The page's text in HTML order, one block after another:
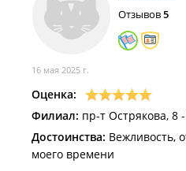
Отзывов5
16 мая 2025 г.
Оценка:
Филиал: пр-т Острякова, 8
Достоинства: Вежливость,
моего времени